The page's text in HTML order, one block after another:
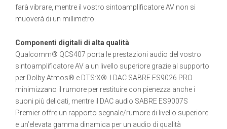
farà vibrare, mentre il vostro sintoamplificatore AV non si
muoverà di un millimetro.
Componenti digitali di alta qualità
Qualcomm® QCS407 porta le prestazioni audio del vostro
sintoamplificatore AV a un livello superiore grazie al supporto
per Dolby Atmos® e DTS:X®. I DAC SABRE ES9026 PRO
minimizzano il rumore per restituire con pienezza anche i
suoni più delicati, mentre il DAC audio SABRE ES9007S
Premier offre un rapporto segnale/rumore di livello superiore
e un’elevata gamma dinamica per un audio di qualità